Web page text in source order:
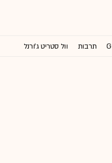
תרבות וול סטריט ג'ורנל